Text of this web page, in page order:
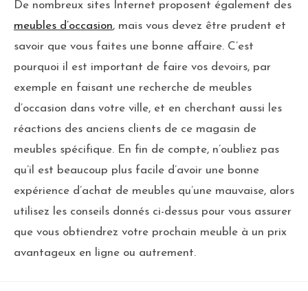
De nombreux sites Internet proposent également des
meubles d’occasion, mais vous devez être prudent et
savoir que vous faites une bonne affaire. C’est
pourquoi il est important de faire vos devoirs, par
exemple en faisant une recherche de meubles
d’occasion dans votre ville, et en cherchant aussi les
réactions des anciens clients de ce magasin de
meubles spécifique. En fin de compte, n’oubliez pas
qu’il est beaucoup plus facile d’avoir une bonne
expérience d’achat de meubles qu’une mauvaise, alors
utilisez les conseils donnés ci-dessus pour vous assurer
que vous obtiendrez votre prochain meuble à un prix
avantageux en ligne ou autrement.